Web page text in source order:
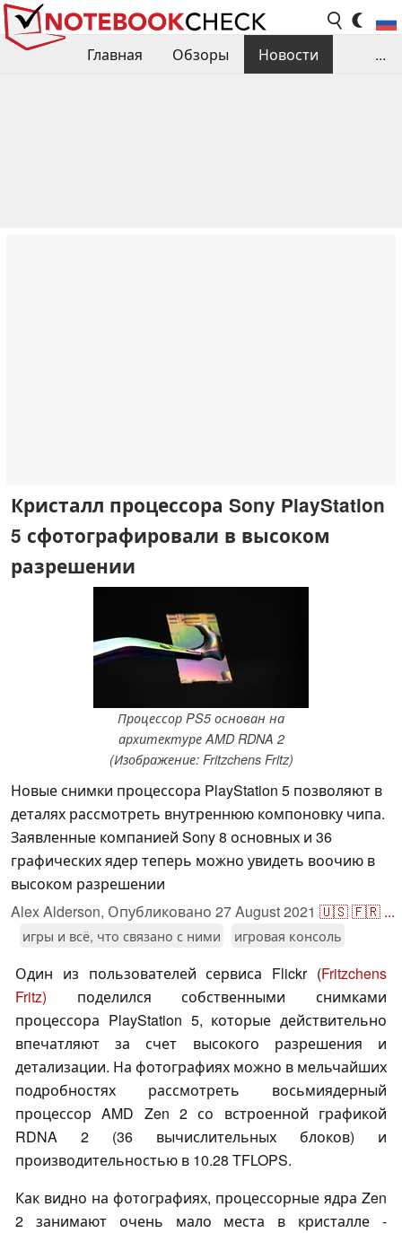
Главная Обзоры
Новости
...
Кристалл процессора Sony PlayStation
5 сфотографировали в высоком
разрешении
Процессор PS5 основан на
архитектуре AMD RDNA 2
(Изображение: Fritzchens Fritz)
Новые снимки процессора PlayStation 5 позволяют в
деталях рассмотреть внутреннюю компоновку чипа.
Заявленные компанией Sony 8 основных и 36
графических ядер теперь можно увидеть воочию в
высоком разрешении
Alex Alderson, Опубликовано 27 August 2021 🇺🇸🇫🇷 ...
игры и всё, что связано с ними игровая консоль
Один из пользователей сервиса Flickr (Fritzchens
Fritz) поделился собственными снимками
процессора PlayStation 5, которые действительно
впечатляют за счет высокого разрешения и
детализации. На фотографиях можно в мельчайших
подробностях рассмотреть восьмиядерный
процессор AMD Zen 2 со встроенной графикой
RDNA 2 (36 вычислительных блоков) и
производительностью в 10.28 TFLOPS.
Как видно на фотографиях, процессорные ядра Zen
2 занимают очень мало места в кристалле -